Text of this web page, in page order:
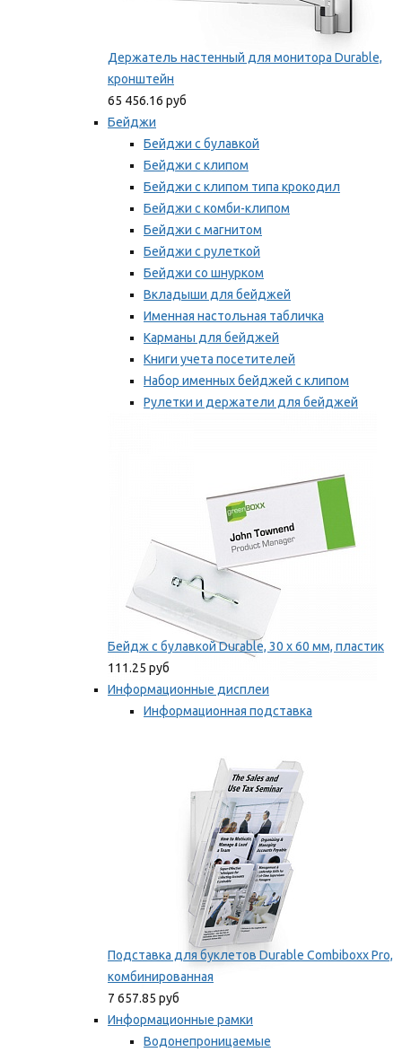
Держатель настенный для монитора Durable,
кронштейн
65 456.16 руб
Бейджи
Бейджи с булавкой
Бейджи с клипом
Бейджи с клипом типа крокодил
Бейджи с комби-клипом
Бейджи с магнитом
Бейджи с рулеткой
Бейджи со шнурком
Вкладыши для бейджей
Именная настольная табличка
Карманы для бейджей
Книги учета посетителей
Набор именных бейджей с клипом
Рулетки и держатели для бейджей
Бейдж с булавкой Durable, 30 х 60 мм, пластик
111.25 руб
Информационные дисплеи
Информационная подставка
Подставка для буклетов Durable Combiboxx Pro,
комбинированная
7 657.85 руб
Информационные рамки
Водонепроницаемые